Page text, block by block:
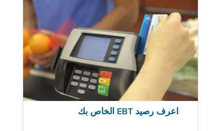
اعرف رصيد EBT الخاص بك